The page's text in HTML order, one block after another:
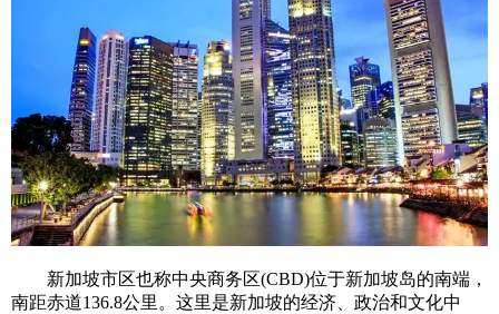
新加坡市区也称中央商务区(CBD)位于新加坡岛的南端，
南距赤道136.8公里。这里是新加坡的经济、政治和文化中